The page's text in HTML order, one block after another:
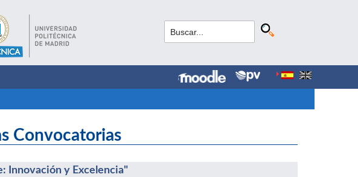
Convocatorias
Innovación y Excelencia"